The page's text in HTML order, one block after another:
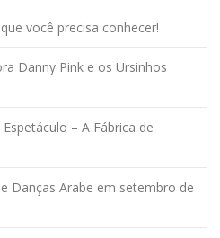
você precisa conhecer!
Danny Pink e os Ursinhos
– A Fábrica de
Danças Arabe em setembro de